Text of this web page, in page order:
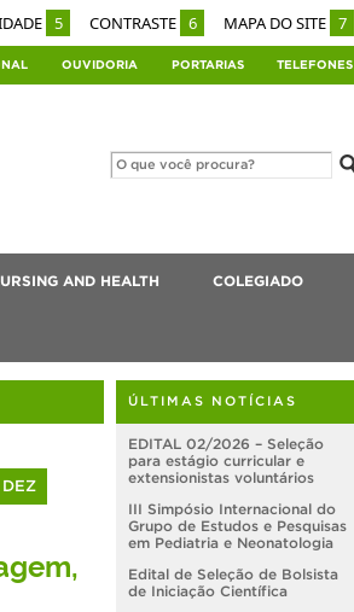
5 CONTRASTE 6 MAPA DO SITE 7
OUVIDORIA PORTARIAS TELEFONES
AND HEALTH COLEGIADO
DEZ
ÚLTIMAS NOTÍCIAS
EDITAL 02/2026 – Seleção
para estágio curricular e
extensionistas voluntários
III Simpósio Internacional do
Grupo de Estudos e Pesquisas
em Pediatria e Neonatologia
Edital de Seleção de Bolsista
de Iniciação Científica